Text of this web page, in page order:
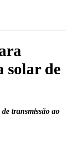
solar de
transmissão ao